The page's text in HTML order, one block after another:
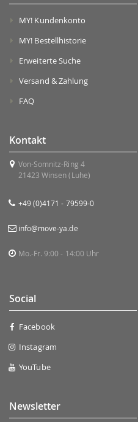
MY! Kundenkonto
MY! Bestellhistorie
Erweiterte Suche
Versand & Zahlung
FAQ
Kontakt
Von-Somnitz-Ring 4
21423 Winsen (Luhe)
+49 (0)4171 - 79599-0
info@move-ya.de
Mo.-Fr. 9:00 - 14:00 Uhr
Social
Facebook
Instagram
YouTube
Newsletter